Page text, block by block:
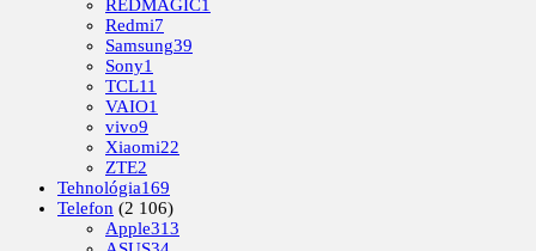
REDMAGIC1
Redmi7
Samsung39
Sony1
TCL11
VAIO1
vivo9
Xiaomi22
ZTE2
Tehnológia169
Telefon (2 106)
Apple313